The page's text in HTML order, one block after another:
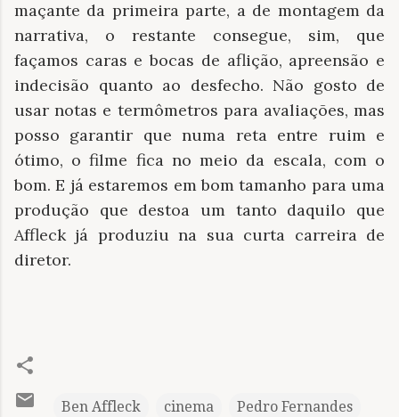
maçante da primeira parte, a de montagem da
narrativa, o restante consegue, sim, que
façamos caras e bocas de aflição, apreensão e
indecisão quanto ao desfecho. Não gosto de
usar notas e termômetros para avaliações, mas
posso garantir que numa reta entre ruim e
ótimo, o filme fica no meio da escala, com o
bom. E já estaremos em bom tamanho para uma
produção que destoa um tanto daquilo que
Affleck já produziu na sua curta carreira de
diretor.
Ben Affleck cinema Pedro Fernandes